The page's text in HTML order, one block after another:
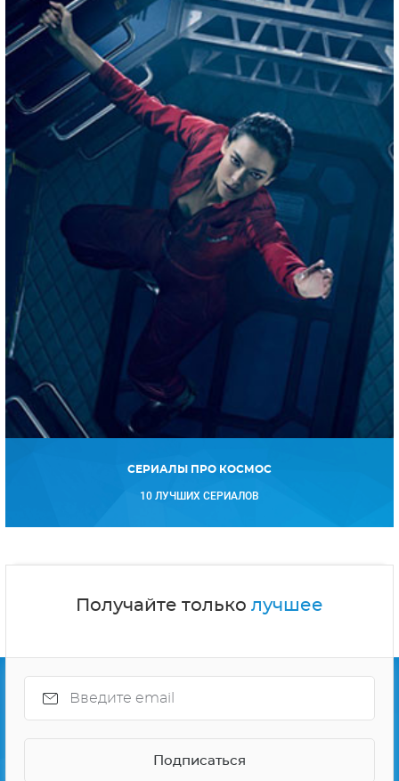
СЕРИАЛЫ ПРО КОСМОС
10 ЛУЧШИХ СЕРИАЛОВ
Получайте только лучшее